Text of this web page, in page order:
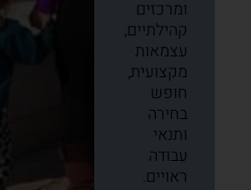
ומרכזים
קהילתיים,
עצמאות
מקצועית,
חופש
בחירה
ותנאי
עבודה
ראויים.